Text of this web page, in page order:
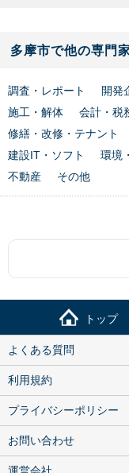
多摩市で他の専門
調査・レポート 開発
施工・解体
会計・税
修繕・改修・テナント
建設IT・ソフト
環境
不動産
その他
トップ
よくある質問
利用規約
プライバシーポリシー
お問い合わせ
運営会社